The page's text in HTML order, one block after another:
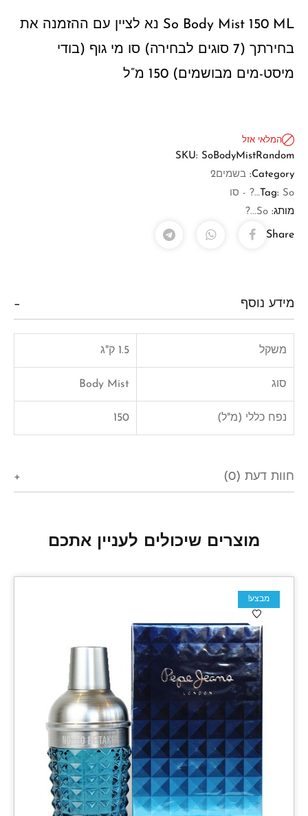
So Body Mist 150 ML נא לציין עם ההזמנה את
בחירתך (7 סוגים לבחירה) סו מי גוף (בודי
מיסט-מים מבושמים) 150 מ”ל
המלאי אזל
SKU: SoBodyMistRandom
Category: בשמים2
Tag: So…? - סו
מותג: So...?
Share
מידע נוסף
משקל 1.5 ק"ג
סוג Body Mist
נפח כללי (מ"ל) 150
חוות דעת (0)
מוצרים שיכולים לעניין אתכם
מבצע!